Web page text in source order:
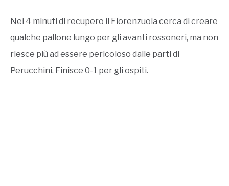
Nei 4 minuti di recupero il Fiorenzuola cerca di creare
qualche pallone lungo per gli avanti rossoneri, ma non
riesce più ad essere pericoloso dalle parti di
Perucchini. Finisce 0-1 per gli ospiti.